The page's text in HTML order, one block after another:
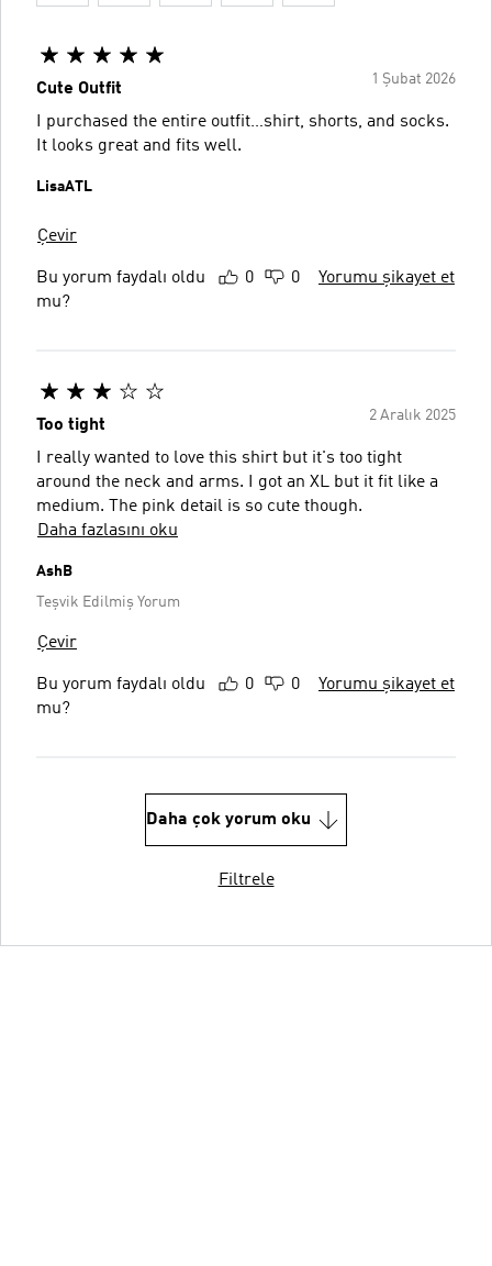
1 Şubat 2026
Cute Outfit
I purchased the entire outfit…shirt, shorts, and socks.
It looks great and fits well.
LisaATL
Çevir
Bu yorum faydalı oldu
mu?
0 0 Yorumu şikayet et
2 Aralık 2025
Too tight
I really wanted to love this shirt but it's too tight
around the neck and arms. I got an XL but it fit like a
medium. The pink detail is so cute though.
Daha fazlasını oku
AshB
Teşvik Edilmiş Yorum
Çevir
Bu yorum faydalı oldu
mu?
0 0 Yorumu şikayet et
Daha çok yorum oku
Filtrele